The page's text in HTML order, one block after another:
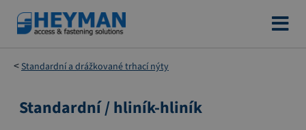
Přejít
na
obsah
Standardní a drážkované trhací nýty
Přeskočit
Standardní / hliník-hliník